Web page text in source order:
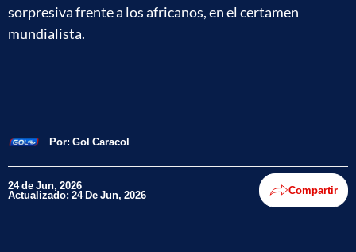
sorpresiva frente a los africanos, en el certamen
mundialista.
Por: Gol Caracol
24 de Jun, 2026
Actualizado: 24 De Jun, 2026 Compartir